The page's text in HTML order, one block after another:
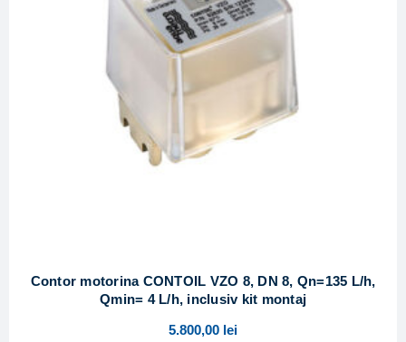
Contor motorina CONTOIL VZO 8, DN 8, Qn=135 L/h,
Qmin= 4 L/h, inclusiv kit montaj
5.800,00 lei